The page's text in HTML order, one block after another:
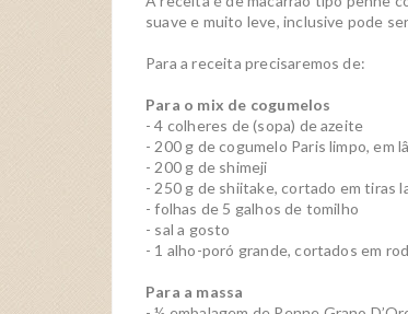
suave e muito leve, inclusive pode
Para a receita precisaremos de:
Para o mix de cogumelos
- 4 colheres de (sopa) de azeite
- 200 g de cogumelo Paris limpo, em
- 200 g de shimeji
- 250 g de shiitake, cortado em tiras
- folhas de 5 galhos de tomilho
- sal a gosto
- 1 alho-poró grande, cortados em
Para a massa